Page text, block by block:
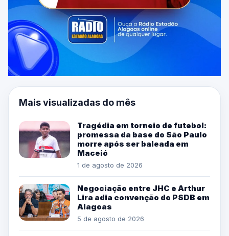
Mais visualizadas do mês
Tragédia em torneio de futebol:
promessa da base do São Paulo
morre após ser baleada em
Maceió
1 de agosto de 2026
Negociação entre JHC e Arthur
Lira adia convenção do PSDB em
Alagoas
5 de agosto de 2026